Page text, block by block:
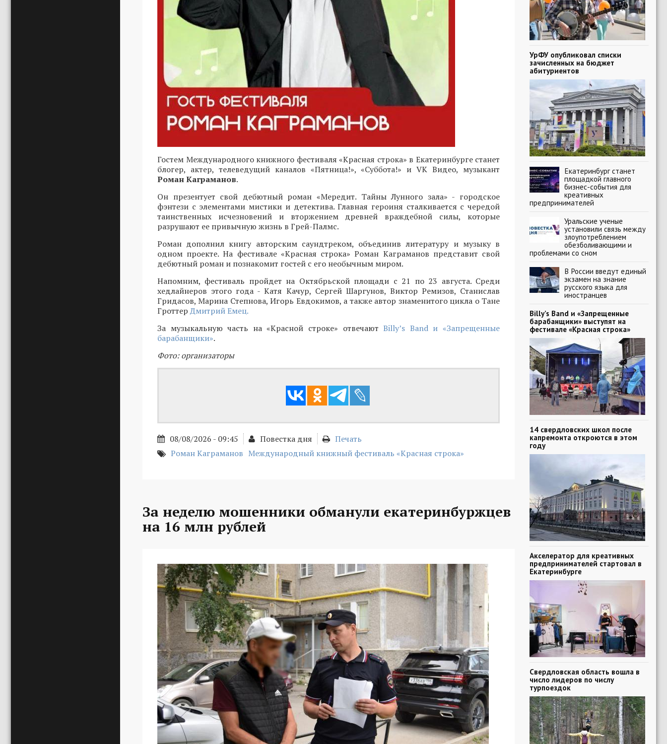
Гостем Международного книжного фестиваля «Красная строка» в Екатеринбурге станет
блогер, актер, телеведущий каналов «Пятница!», «Суббота!» и VK Видео, музыкант
Роман Каграманов.
Он презентует свой дебютный роман «Мередит. Тайны Лунного зала» - городское
фэнтези с элементами мистики и детектива. Главная героиня сталкивается с чередой
таинственных исчезновений и вторжением древней враждебной силы, которые
разрушают ее привычную жизнь в Грей-Палмс.
Роман дополнил книгу авторским саундтреком, объединив литературу и музыку в
одном проекте. На фестивале «Красная строка» Роман Каграманов представит свой
дебютный роман и познакомит гостей с его необычным миром.
Напомним, фестиваль пройдет на Октябрьской площади с 21 по 23 августа. Среди
хедлайнеров этого года - Катя Качур, Сергей Шаргунов, Виктор Ремизов, Станислав
Гридасов, Марина Степнова, Игорь Евдокимов, а также автор знаменитого цикла о Тане
ГроттерДмитрий Емец.
За музыкальную часть на «Красной строке» отвечаютBilly’s Band и «Запрещенные
барабанщики».
Фото: организаторы
08/08/2026 - 09:45 Повестка дня
Печать
Роман Каграманов Международный книжный фестиваль «Красная строка»
За неделю мошенники обманули екатеринбуржцев
на 16 млн рублей
УрФУ опубликовал списки
зачисленных на бюджет
абитуриентов
Екатеринбург станет
площадкой главного
бизнес-события для
креативных
предпринимателей
Уральские ученые
установили связь между
злоупотреблением
обезболивающими и
проблемами со сном
В России введут единый
экзамен на знание
русского языка для
иностранцев
Billy’s Band и «Запрещенные
барабанщики» выступят на
фестивале «Красная строка»
14 свердловских школ после
капремонта откроются в этом
году
Акселератор для креативных
предпринимателей стартовал в
Екатеринбурге
Свердловская область вошла в
число лидеров по числу
турпоездок